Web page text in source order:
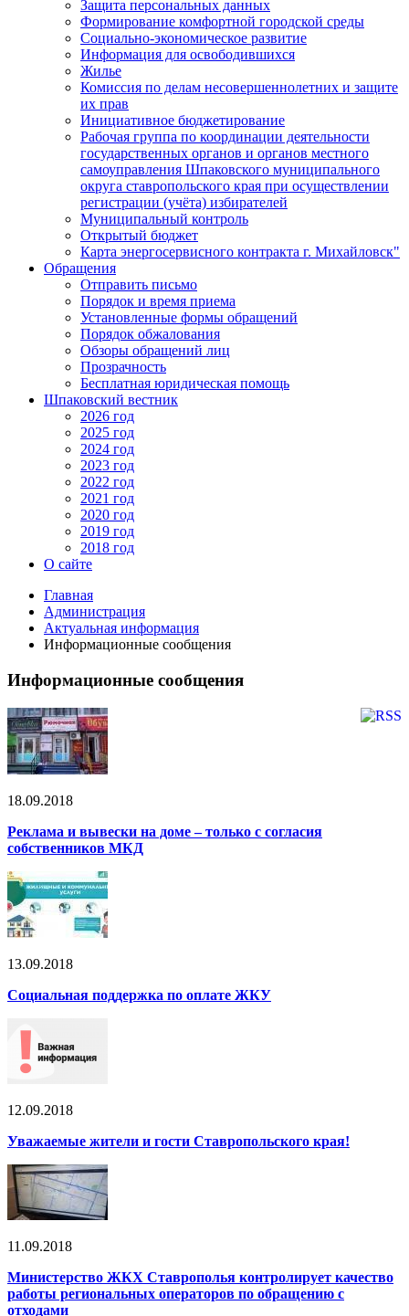
Защита персональных данных
Формирование комфортной городской среды
Социально-экономическое развитие
Информация для освободившихся
Жилье
Комиссия по делам несовершеннолетних и защите
их прав
Инициативное бюджетирование
Рабочая группа по координации деятельности
государственных органов и органов местного
самоуправления Шпаковского муниципального
округа ставропольского края при осуществлении
регистрации (учёта) избирателей
Муниципальный контроль
Открытый бюджет
Карта энергосервисного контракта г. Михайловск"
Обращения
Отправить письмо
Порядок и время приема
Установленные формы обращений
Порядок обжалования
Обзоры обращений лиц
Прозрачность
Бесплатная юридическая помощь
Шпаковский вестник
2026 год
2025 год
2024 год
2023 год
2022 год
2021 год
2020 год
2019 год
2018 год
О сайте
Главная
Администрация
Актуальная информация
Информационные сообщения
Информационные сообщения
18.09.2018
Реклама и вывески на доме – только с согласия
собственников МКД
13.09.2018
Социальная поддержка по оплате ЖКУ
12.09.2018
Уважаемые жители и гости Ставропольского края!
11.09.2018
Министерство ЖКХ Ставрополья контролирует качество
работы региональных операторов по обращению с
отходами